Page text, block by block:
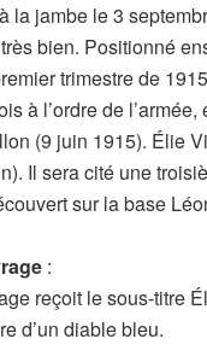
la jambe le 3
très bien. Positionné
trimestre de
à l’ordre de
(9 juin 1915). Élie
Il sera cité une
sur la base
:
reçoit le sous-titre
d’un diable bleu.